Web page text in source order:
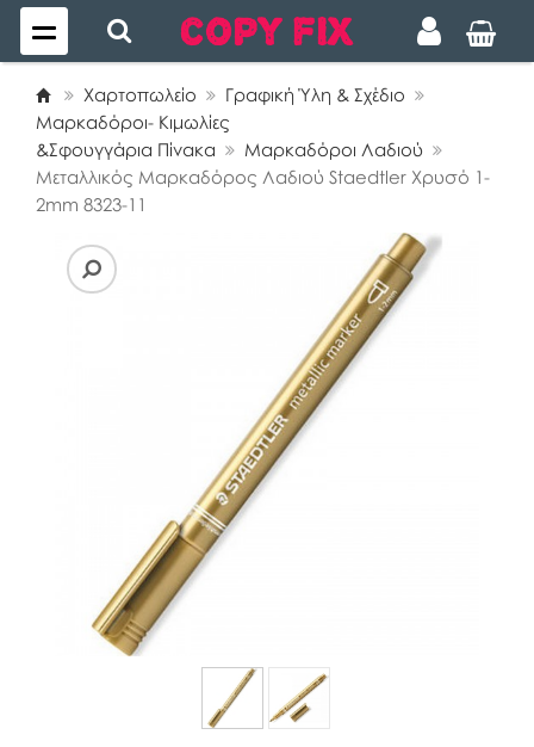
Χαρτοπωλείο
Γραφική Ύλη & Σχέδιο
Μαρκαδόροι- Κιμωλίες
&Σφουγγάρια Πίνακα
Μαρκαδόροι Λαδιού
Μεταλλικός Μαρκαδόρος Λαδιού Staedtler Χρυσό 1-
2mm 8323-11